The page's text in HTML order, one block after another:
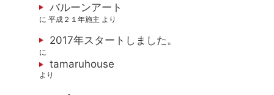
バルーンアート
に平成２１年施主 より
2017年スタートしました。
に
tamaruhouse
より